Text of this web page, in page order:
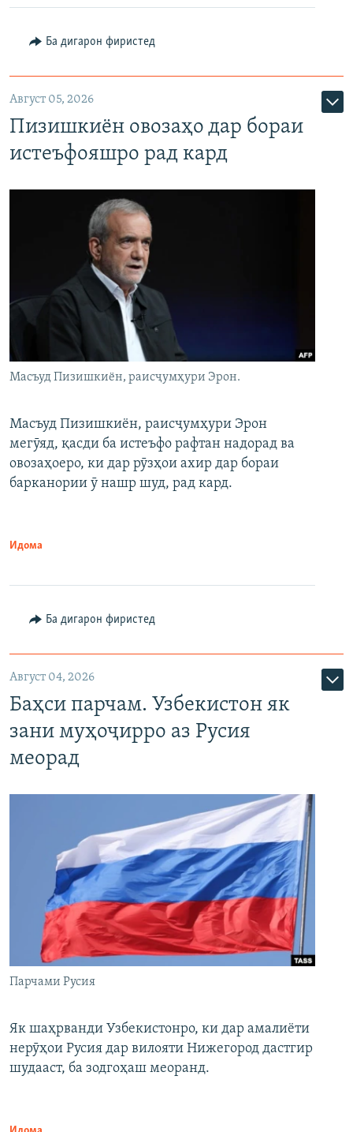
Ба дигарон фиристед
Август 05, 2026
Пизишкиён овозаҳо дар бораи
истеъфояшро рад кард
Масъуд Пизишкиён, раисҷумҳури Эрон.
Масъуд Пизишкиён, раисҷумҳури Эрон
мегӯяд, қасди ба истеъфо рафтан надорад ва
овозаҳоеро, ки дар рӯзҳои ахир дар бораи
барканории ӯ нашр шуд, рад кард.
Идома
Ба дигарон фиристед
Август 04, 2026
Баҳси парчам. Узбекистон як
зани муҳоҷирро аз Русия
меорад
Парчами Русия
Як шаҳрванди Узбекистонро, ки дар амалиёти
нерӯҳои Русия дар вилояти Нижегород дастгир
шудааст, ба зодгоҳаш меоранд.